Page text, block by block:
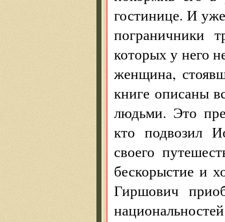
гостинице. И
пограничники
которых у него
женщина,
книге описаны
людьми. Это
кто подвозил
своего
бескорыстие и
Гиршович